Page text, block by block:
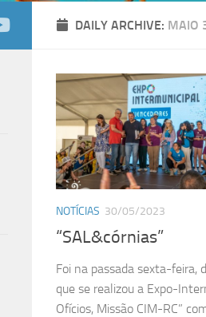
DAILY ARCHIVE: MAIO
NOTÍCIAS 30/05/2023
“SAL&córnias”
Foi na passada sexta-feira,
que se realizou a Expo-
Ofícios, Missão CIM-RC”